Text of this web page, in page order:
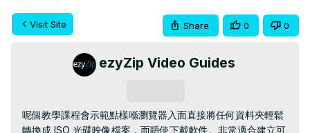
Visit Site Share 0 0
ezyZip Video Guides
呢個教學課程會示範點樣喺瀏覽器入面直接將任何資料夾輕鬆
轉換成 ISO 光碟映像檔案，而唔使下載軟件。非常適合建立可